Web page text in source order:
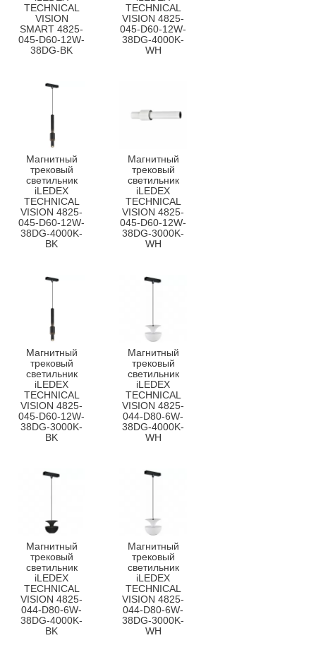
TECHNICAL
VISION
SMART 4825-
045-D60-12W-
38DG-BK
TECHNICAL
VISION 4825-
045-D60-12W-
38DG-4000K-
WH
Магнитный
трековый
светильник
iLEDEX
TECHNICAL
VISION 4825-
045-D60-12W-
38DG-4000K-
BK
Магнитный
трековый
светильник
iLEDEX
TECHNICAL
VISION 4825-
045-D60-12W-
38DG-3000K-
WH
Магнитный
трековый
светильник
iLEDEX
TECHNICAL
VISION 4825-
045-D60-12W-
38DG-3000K-
BK
Магнитный
трековый
светильник
iLEDEX
TECHNICAL
VISION 4825-
044-D80-6W-
38DG-4000K-
WH
Магнитный
трековый
светильник
iLEDEX
TECHNICAL
VISION 4825-
044-D80-6W-
38DG-4000K-
BK
Магнитный
трековый
светильник
iLEDEX
TECHNICAL
VISION 4825-
044-D80-6W-
38DG-3000K-
WH